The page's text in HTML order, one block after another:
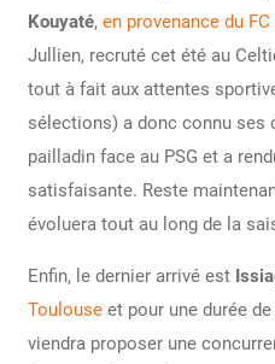
Kouyaté, en provenance du
Jullien, recruté cet été au
tout à fait aux attentes
sélections) a donc connu ses
pailladin face au PSG et a
satisfaisante. Reste
évoluera tout au long de la
Enfin, le dernier arrivé est
Toulouseet pour une durée
viendra proposer une